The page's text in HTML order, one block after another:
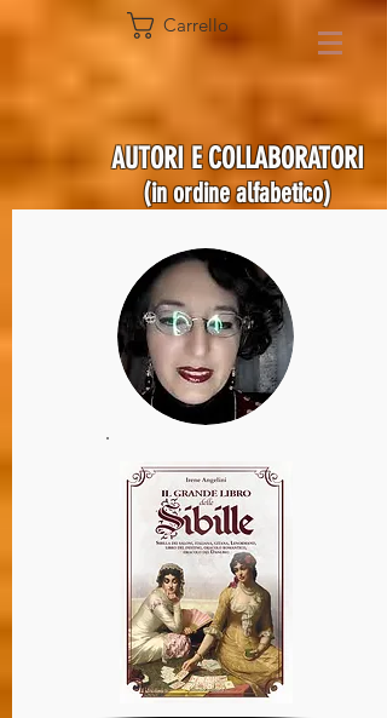
Carrello
AUTORI E COLLABORATORI
(in ordine alfabetico)